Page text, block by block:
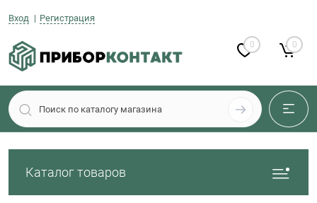
Вход Регистрация
0 0
Каталог товаров